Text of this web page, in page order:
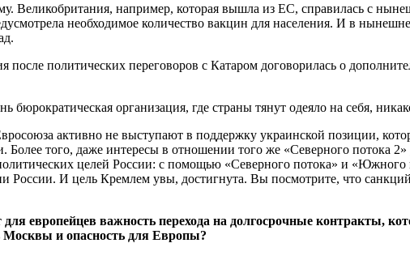
Великобритания, например, которая вышла из ЕС, справилась с
необходимое количество вакцин для населения. И в
после политических переговоров с Катаром договорилась о
бюрократическая организация, где страны тянут одеяло на себя,
активно не выступают в поддержку украинской позиции,
Более того, даже интересы в отношении того же «Северного потока
целей России: с помощью «Северного потока» и
И цель Кремлем увы, достигнута. Вы посмотрите, что
европейцев важность перехода на долгосрочные контракты,
Москвы и опасность для Европы?